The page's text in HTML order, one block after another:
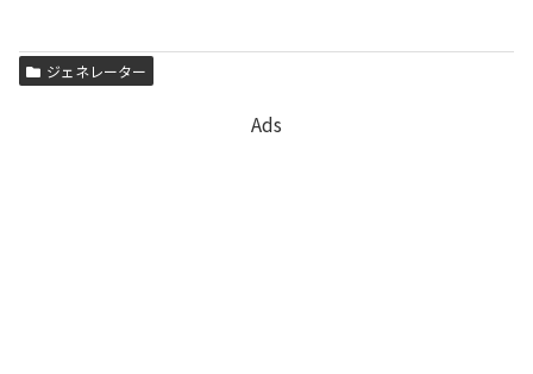
ジェネレーター
Ads